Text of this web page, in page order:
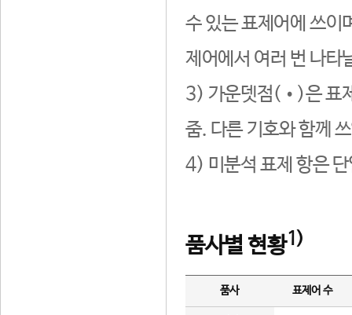
수 있는 표제어에 쓰이
제어에서 여러 번 나타
3) 가운뎃점(•)은 표
줌. 다른 기호와 함께
4) 미분석 표제 항은
품사별 현황1)
품사 표제어 수